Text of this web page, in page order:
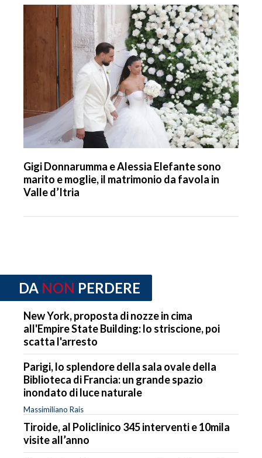
Gigi Donnarumma e Alessia Elefante sono
marito e moglie, il matrimonio da favola in
Valle d’Itria
DA NON PERDERE
New York, proposta di nozze in cima
all'Empire State Building: lo striscione, poi
scatta l'arresto
Parigi, lo splendore della sala ovale della
Biblioteca di Francia: un grande spazio
inondato di luce naturale
Massimiliano Rais
Tiroide, al Policlinico 345 interventi e 10mila
visite all’anno